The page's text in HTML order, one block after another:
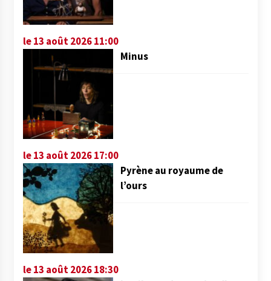
le 13 août 2026 11:00
Minus
le 13 août 2026 17:00
Pyrène au royaume de
l’ours
le 13 août 2026 18:30